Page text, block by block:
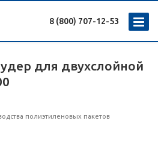
8 (800) 707-12-53
для двухслойной
полиэтиленовых пакетов